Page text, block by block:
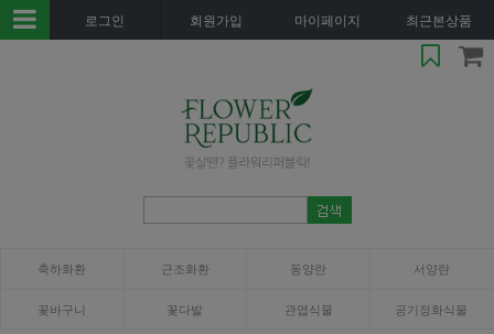
로그인 회원가입 마이페이지 최근본상품
축하화환 근조화환 동양란 서양란
꽃바구니 꽃다발 관엽식물 공기정화식물